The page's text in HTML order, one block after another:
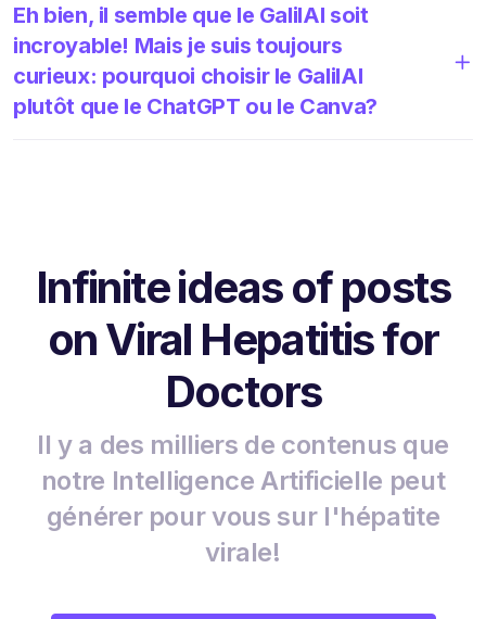
Eh bien, il semble que le GalilAI soit
incroyable! Mais je suis toujours
curieux: pourquoi choisir le GalilAI
plutôt que le ChatGPT ou le Canva?
Infinite ideas of posts
on Viral Hepatitis for
Doctors
Il y a des milliers de contenus que
notre Intelligence Artificielle peut
générer pour vous sur l'hépatite
virale!